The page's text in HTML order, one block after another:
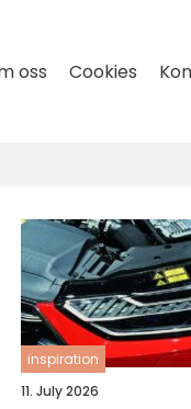
oss Cookies
inspiration
11. July 2026